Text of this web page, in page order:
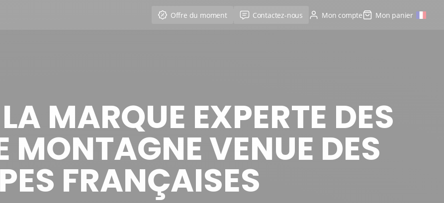
Offre du moment Contactez-nous Mon compte Mon panier
MARQUE EXPERTE DES
MONTAGNE VENUE DES
FRANÇAISES